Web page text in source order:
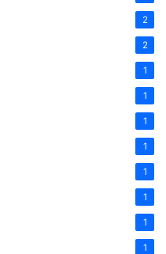
2
2
1
1
1
1
1
1
1
1